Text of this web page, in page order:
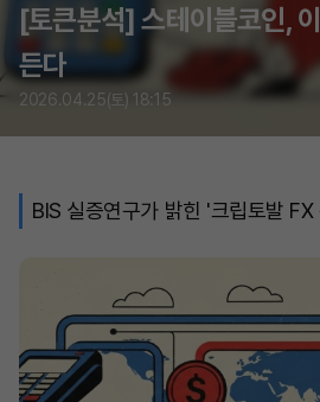
[토큰분석] 스테이블코인,
든다
2026.04.25(토) 18:15
BIS 실증연구가 밝힌 '크립토발